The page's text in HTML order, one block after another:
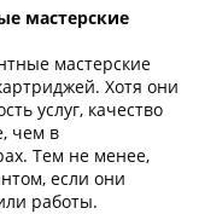
мастерские
мастерские
Хотя они
услуг, качество
чем в
Тем не менее,
если они
работы.